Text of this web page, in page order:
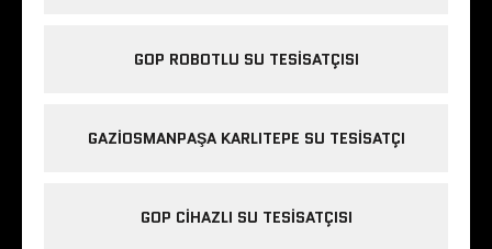
GOP ROBOTLU SU TESISATÇISI
GAZIOSMANPAŞA KARLITEPE SU TESISATÇI
GOP CIHAZLI SU TESISATÇISI